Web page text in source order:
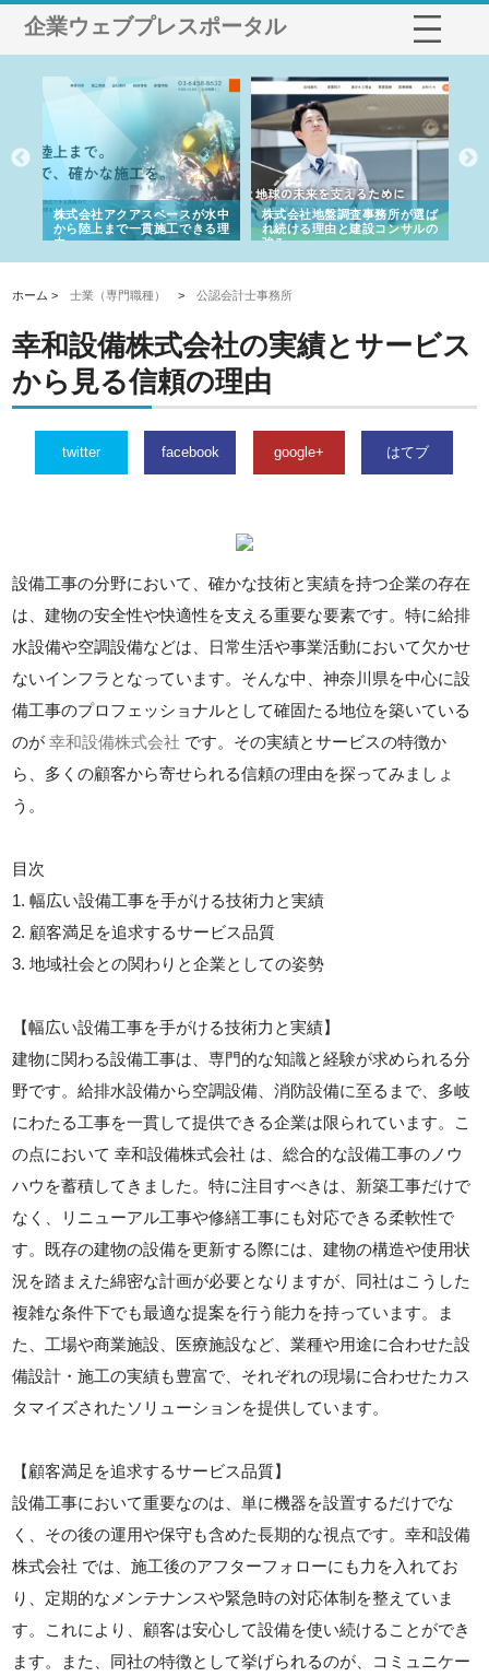
企業ウェブプレスポータル
株式会社アクアスペースが水中
から陸上まで一貫施工できる理
由
株式会社地盤調査事務所が選ば
れ続ける理由と建設コンサルの
強み
ホーム >士業（専門職種） >公認会計士事務所
幸和設備株式会社の実績とサービス
から見る信頼の理由
twitter facebook google+ はてブ
設備工事の分野において、確かな技術と実績を持つ企業の存在
は、建物の安全性や快適性を支える重要な要素です。特に給排
水設備や空調設備などは、日常生活や事業活動において欠かせ
ないインフラとなっています。そんな中、神奈川県を中心に設
備工事のプロフェッショナルとして確固たる地位を築いている
のが幸和設備株式会社 です。その実績とサービスの特徴か
ら、多くの顧客から寄せられる信頼の理由を探ってみましょ
う。
目次
1. 幅広い設備工事を手がける技術力と実績
2. 顧客満足を追求するサービス品質
3. 地域社会との関わりと企業としての姿勢
【幅広い設備工事を手がける技術力と実績】
建物に関わる設備工事は、専門的な知識と経験が求められる分
野です。給排水設備から空調設備、消防設備に至るまで、多岐
にわたる工事を一貫して提供できる企業は限られています。こ
の点において 幸和設備株式会社 は、総合的な設備工事のノウ
ハウを蓄積してきました。特に注目すべきは、新築工事だけで
なく、リニューアル工事や修繕工事にも対応できる柔軟性で
す。既存の建物の設備を更新する際には、建物の構造や使用状
況を踏まえた綿密な計画が必要となりますが、同社はこうした
複雑な条件下でも最適な提案を行う能力を持っています。ま
た、工場や商業施設、医療施設など、業種や用途に合わせた設
備設計・施工の実績も豊富で、それぞれの現場に合わせたカス
タマイズされたソリューションを提供しています。
【顧客満足を追求するサービス品質】
設備工事において重要なのは、単に機器を設置するだけでな
く、その後の運用や保守も含めた長期的な視点です。幸和設備
株式会社 では、施工後のアフターフォローにも力を入れてお
り、定期的なメンテナンスや緊急時の対応体制を整えていま
す。これにより、顧客は安心して設備を使い続けることができ
ます。また、同社の特徴として挙げられるのが、コミュニケー